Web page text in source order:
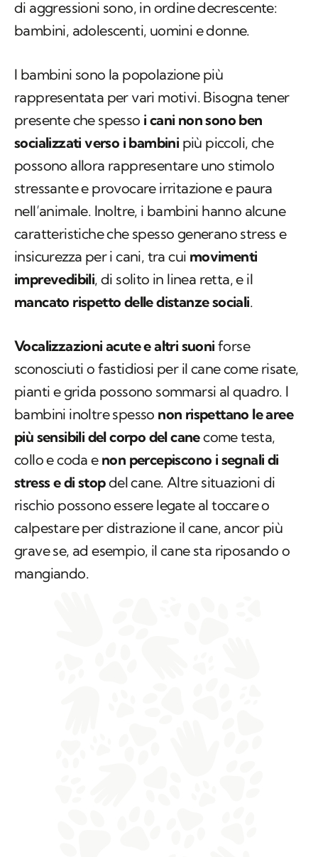
di aggressioni sono, in ordine decrescente:
bambini, adolescenti, uomini e donne.
I bambini sono la popolazione più
rappresentata per vari motivi. Bisogna tener
presente che spesso i cani non sono ben
socializzati verso i bambini più piccoli, che
possono allora rappresentare uno stimolo
stressante e provocare irritazione e paura
nell’animale. Inoltre, i bambini hanno alcune
caratteristiche che spesso generano stress e
insicurezza per i cani, tra cui movimenti
imprevedibili, di solito in linea retta, e il
mancato rispetto delle distanze sociali.
Vocalizzazioni acute e altri suoni forse
sconosciuti o fastidiosi per il cane come risate,
pianti e grida possono sommarsi al quadro. I
bambini inoltre spesso non rispettano le aree
più sensibili del corpo del canecome testa,
collo e coda e non percepiscono i segnali di
stress e di stopdel cane. Altre situazioni di
rischio possono essere legate al toccare o
calpestare per distrazione il cane, ancor più
grave se, ad esempio, il cane sta riposando o
mangiando.